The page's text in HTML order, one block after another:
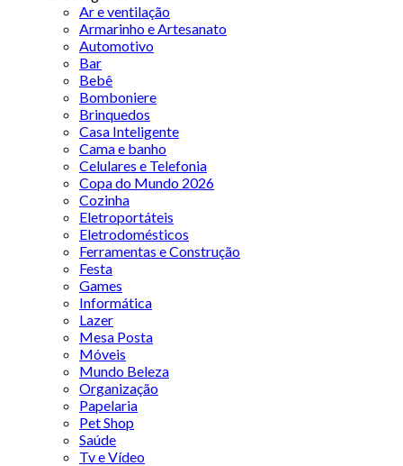
Ar e ventilação
Armarinho e Artesanato
Automotivo
Bar
Bebê
Bomboniere
Brinquedos
Casa Inteligente
Cama e banho
Celulares e Telefonia
Copa do Mundo 2026
Cozinha
Eletroportáteis
Eletrodomésticos
Ferramentas e Construção
Festa
Games
Informática
Lazer
Mesa Posta
Móveis
Mundo Beleza
Organização
Papelaria
Pet Shop
Saúde
Tv e Vídeo